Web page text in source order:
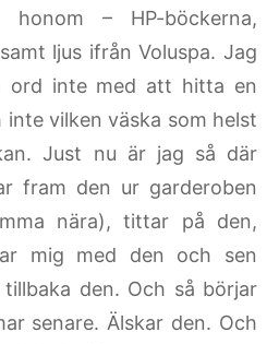
– HP-böckerna,
ljus ifrån Voluspa. Jag
ord inte med att hitta en
vilken väska som helst
Just nu är jag så där
fram den ur garderoben
nära), tittar på den,
mig med den och sen
den. Och så börjar
senare. Älskar den. Och